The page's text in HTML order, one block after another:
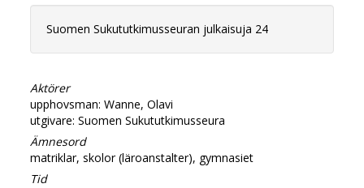
Suomen Sukututkimusseuran julkaisuja 24
Aktörer
upphovsman: Wanne, Olavi
utgivare: Suomen Sukututkimusseura
Ämnesord
matriklar, skolor (läroanstalter), gymnasiet
Tid